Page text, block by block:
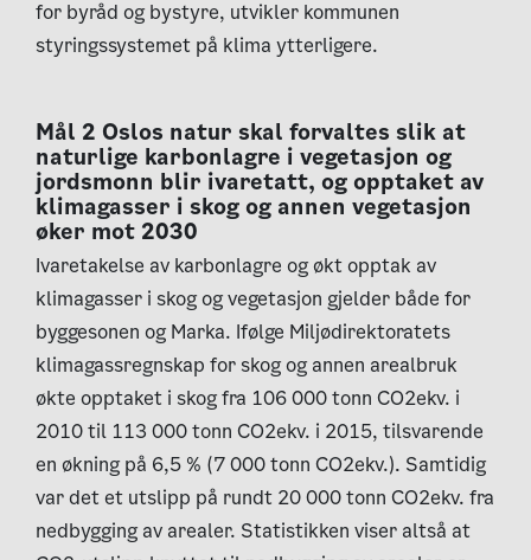
for byråd og bystyre, utvikler kommunen
styringssystemet på klima ytterligere.
Mål 2 Oslos natur skal forvaltes slik at
naturlige karbonlagre i vegetasjon og
jordsmonn blir ivaretatt, og opptaket av
klimagasser i skog og annen vegetasjon
øker mot 2030
Ivaretakelse av karbonlagre og økt opptak av
klimagasser i skog og vegetasjon gjelder både for
byggesonen og Marka. Ifølge Miljødirektoratets
klimagassregnskap for skog og annen arealbruk
økte opptaket i skog fra 106 000 tonn CO2ekv. i
2010 til 113 000 tonn CO2ekv. i 2015, tilsvarende
en økning på 6,5 % (7 000 tonn CO2ekv.). Samtidig
var det et utslipp på rundt 20 000 tonn CO2ekv. fra
nedbygging av arealer. Statistikken viser altså at